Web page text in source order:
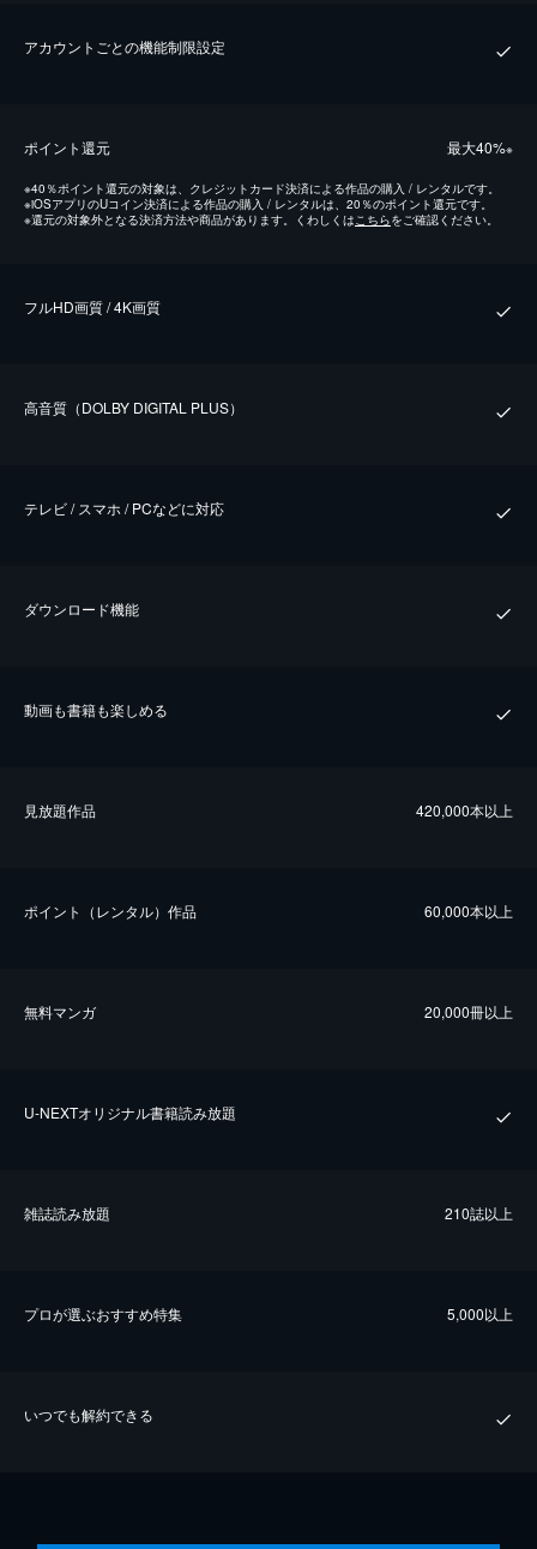
アカウントごとの機能制限設定
ポイント還元 最⼤40%※
※40％ポイント還元の対象は、クレジットカード決済による作品の購入 / レンタルです。
※iOSアプリのUコイン決済による作品の購入 / レンタルは、20％のポイント還元です。
※還元の対象外となる決済方法や商品があります。くわしくはこちらをご確認ください。
フルHD画質 / 4K画質
⾼⾳質（DOLBY DIGITAL PLUS）
テレビ / スマホ / PCなどに対応
ダウンロード機能
動画も書籍も楽しめる
⾒放題作品 420,000本以上
ポイント（レンタル）作品 60,000本以上
無料マンガ 20,000冊以上
U-NEXTオリジナル書籍読み放題
雑誌読み放題 210誌以上
プロが選ぶおすすめ特集 5,000以上
いつでも解約できる